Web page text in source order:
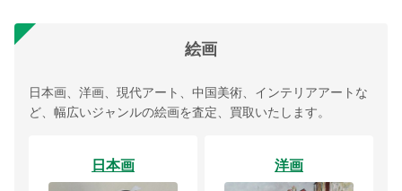
絵画
日本画、洋画、現代アート、中国美術、インテリアアートな
ど、幅広いジャンルの絵画を査定、買取いたします。
日本画 洋画